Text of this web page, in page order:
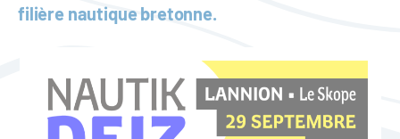
filière nautique bretonne.